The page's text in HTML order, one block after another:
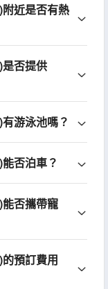
近是否有熱
否提供
游泳池嗎？
否泊車？
否攜帶寵
預訂費用